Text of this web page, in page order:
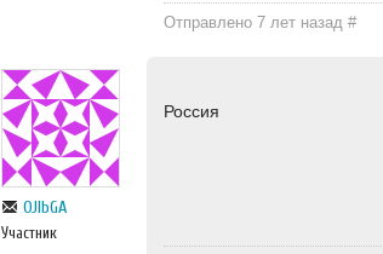
Отправлено 7 лет назад#
OJlbGA
Участник
Россия